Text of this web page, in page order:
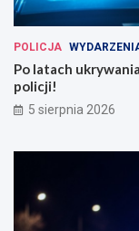
POLICJA
Po latach
policji!
5 sierpnia 2026